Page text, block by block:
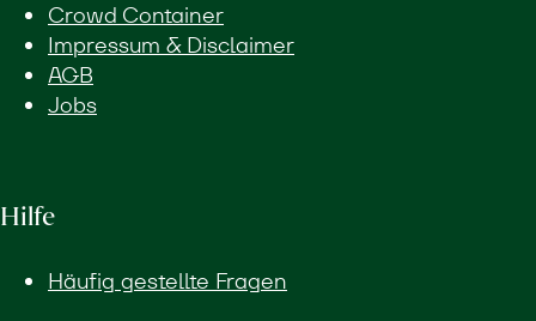
Crowd Container
Impressum & Disclaimer
AGB
Jobs
Hilfe
Häufig gestellte Fragen